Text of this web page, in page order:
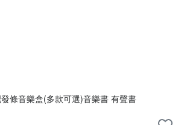
條音樂盒(多款可選)音樂書 有聲書